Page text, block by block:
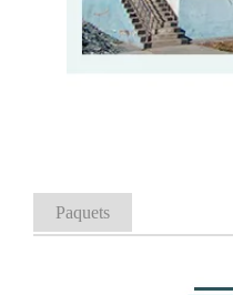
Paquets